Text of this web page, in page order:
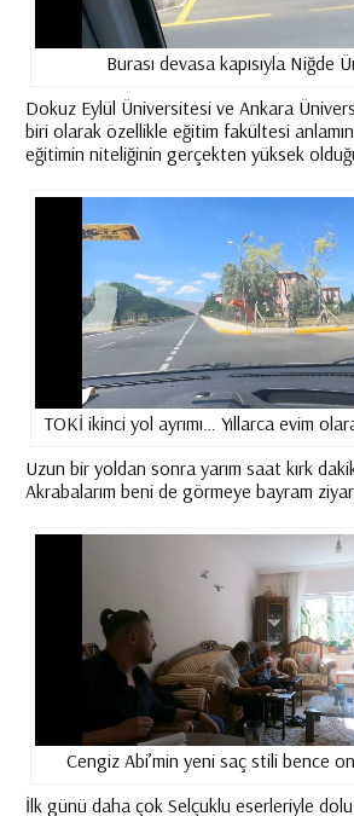
Burası devasa kapısıyla Niğde
Dokuz Eylül Üniversitesi ve Ankara
biri olarak özellikle eğitim fakültesi
eğitimin niteliğinin gerçekten yüksek
TOKİ ikinci yol ayrımı… Yıllarca evim
Uzun bir yoldan sonra yarım saat kırk
Akrabalarım beni de görmeye bayram
Cengiz Abi’min yeni saç stili bence
İlk günü daha çok Selçuklu eserleriyle